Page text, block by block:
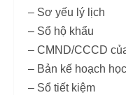
– Sơ yếu lý lịch
– Sổ hộ khẩu
– CMND/CCCD
– Bản kế hoạch
– Sổ tiết kiệm